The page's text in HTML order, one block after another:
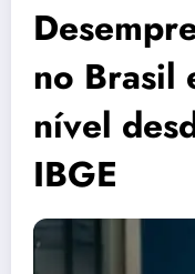
no Brasil
nível
IBGE